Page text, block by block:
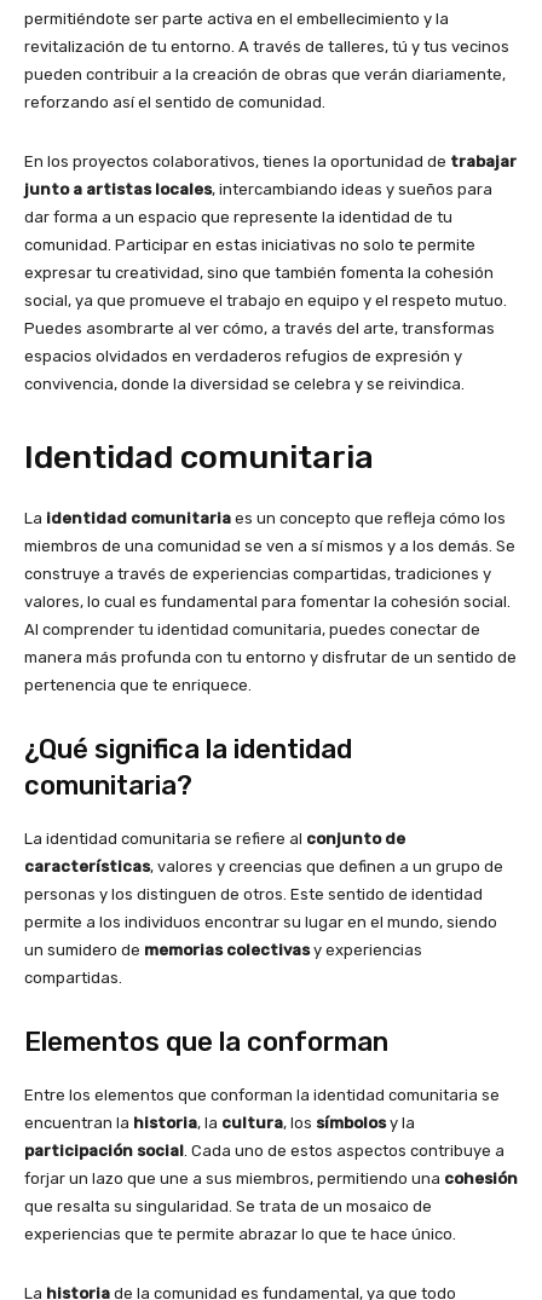
permitiéndote ser parte activa en el embellecimiento y la
revitalización de tu entorno. A través de talleres, tú y tus vecinos
pueden contribuir a la creación de obras que verán diariamente,
reforzando así el sentido de comunidad.
En los proyectos colaborativos, tienes la oportunidad de trabajar
junto a artistas locales, intercambiando ideas y sueños para
dar forma a un espacio que represente la identidad de tu
comunidad. Participar en estas iniciativas no solo te permite
expresar tu creatividad, sino que también fomenta la cohesión
social, ya que promueve el trabajo en equipo y el respeto mutuo.
Puedes asombrarte al ver cómo, a través del arte, transformas
espacios olvidados en verdaderos refugios de expresión y
convivencia, donde la diversidad se celebra y se reivindica.
Identidad comunitaria
La identidad comunitaria es un concepto que refleja cómo los
miembros de una comunidad se ven a sí mismos y a los demás. Se
construye a través de experiencias compartidas, tradiciones y
valores, lo cual es fundamental para fomentar la cohesión social.
Al comprender tu identidad comunitaria, puedes conectar de
manera más profunda con tu entorno y disfrutar de un sentido de
pertenencia que te enriquece.
¿Qué significa la identidad
comunitaria?
La identidad comunitaria se refiere al conjunto de
características, valores y creencias que definen a un grupo de
personas y los distinguen de otros. Este sentido de identidad
permite a los individuos encontrar su lugar en el mundo, siendo
un sumidero de memorias colectivasy experiencias
compartidas.
Elementos que la conforman
Entre los elementos que conforman la identidad comunitaria se
encuentran la historia, la cultura, los símbolosy la
participación social. Cada uno de estos aspectos contribuye a
forjar un lazo que une a sus miembros, permitiendo una cohesión
que resalta su singularidad. Se trata de un mosaico de
experiencias que te permite abrazar lo que te hace único.
La historia de la comunidad es fundamental, ya que todo